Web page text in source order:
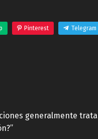
Pinterest Telegram
generalmente